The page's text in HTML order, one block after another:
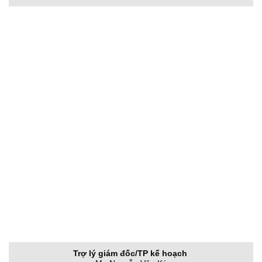
Trợ lý giám đốc/TP kế hoạch